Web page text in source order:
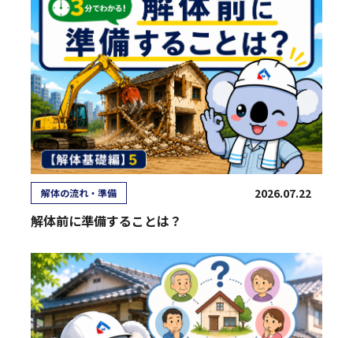
解体の流れ・準備 2026.07.22
解体前に準備することは？